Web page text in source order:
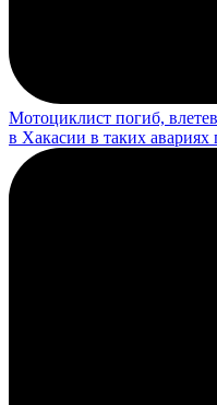
Мотоциклист погиб,
в Хакасии в таких авариях